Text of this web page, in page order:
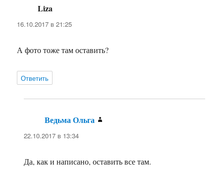
Liza
16.10.2017 в 21:25
А фото тоже там оставить?
Ответить
Ведьма Ольга
22.10.2017 в 13:34
Да, как и написано, оставить все там.